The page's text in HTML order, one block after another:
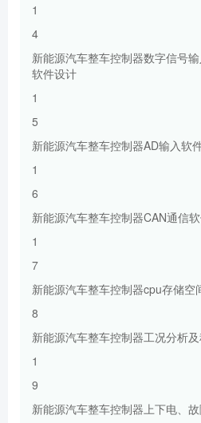
1
4
新能源汽车整车控制器数字信号
软件设计
1
5
新能源汽车整车控制器AD输入软
1
6
新能源汽车整车控制器CAN通信
1
7
新能源汽车整车控制器cpu存储空
8
新能源汽车整车控制器工况分析
1
9
新能源汽车整车控制器上下电、